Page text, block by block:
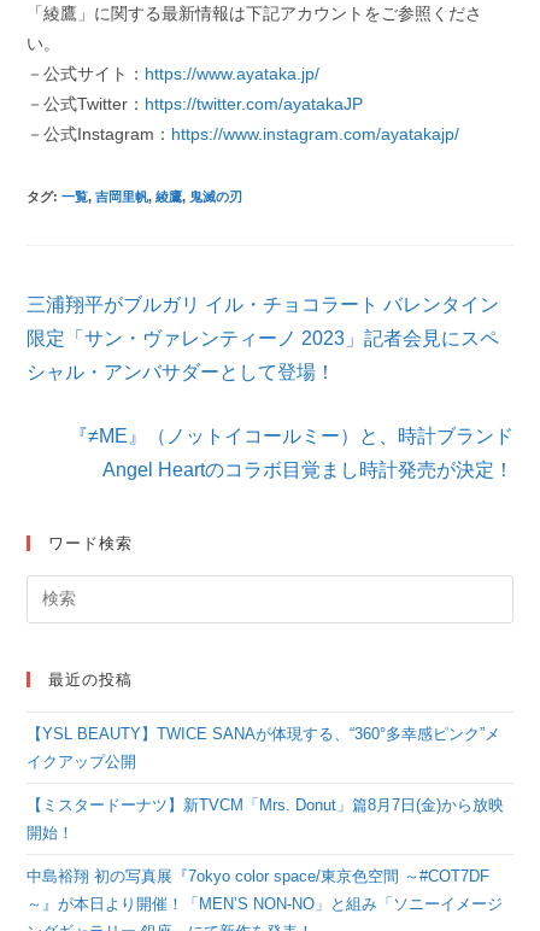
「綾鷹」に関する最新情報は下記アカウントをご参照くださ
い。
－公式サイト： https://www.ayataka.jp/
－公式Twitter： https://twitter.com/ayatakaJP
－公式Instagram： https://www.instagram.com/ayatakajp/
タグ:一覧, 吉岡里帆, 綾鷹, 鬼滅の刃
の
他
記
三浦翔平がブルガリ イル・チョコラート バレンタイン
限定「サン・ヴァレンティーノ 2023」記者会見にスペ
シャル・アンバサダーとして登場！
『≠ME』（ノットイコールミー）と、時計ブランド
Angel Heartのコラボ目覚まし時計発売が決定！
ワード検索
最近の投稿
【YSL BEAUTY】TWICE SANAが体現する、“360°多幸感ピンク”メ
イクアップ公開
【ミスタードーナツ】新TVCM「Mrs. Donut」篇8月7日(金)から放映
開始！
中島裕翔 初の写真展『7okyo color space/東京色空間 ～#COT7DF
～』が本日より開催！「MEN’S NON-NO」と組み「ソニーイメージ